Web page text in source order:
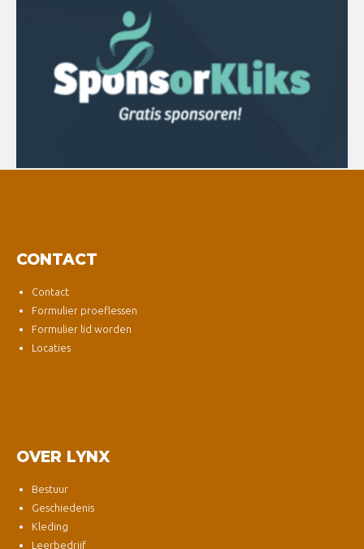
CONTACT
Contact
Formulier proeflessen
Formulier lid worden
Locaties
OVER LYNX
Bestuur
Geschiedenis
Kleding
Leerbedrijf